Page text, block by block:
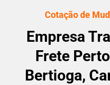
Cotação de
Empresa
Frete
Bertioga,